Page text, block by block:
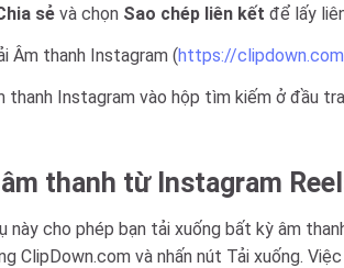
sẻ và chọn Sao chép liên kết để lấy
Âm thanh Instagram (https://
thanh Instagram vào hộp tìm kiếm ở đầu
thanh từ Instagram
này cho phép bạn tải xuống bất kỳ âm
ClipDown.com và nhấn nút Tải xuống.